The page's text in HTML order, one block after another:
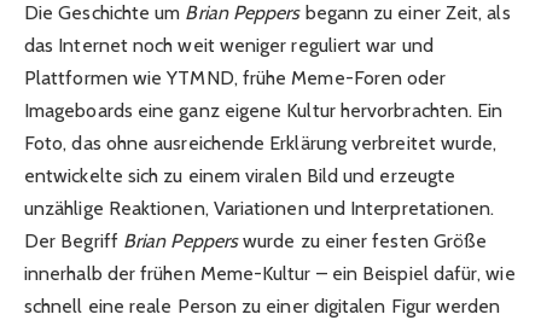
Die Geschichte um Brian Peppersbegann zu einer Zeit, als
das Internet noch weit weniger reguliert war und
Plattformen wie YTMND, frühe Meme-Foren oder
Imageboards eine ganz eigene Kultur hervorbrachten. Ein
Foto, das ohne ausreichende Erklärung verbreitet wurde,
entwickelte sich zu einem viralen Bild und erzeugte
unzählige Reaktionen, Variationen und Interpretationen.
Der Begriff Brian Pepperswurde zu einer festen Größe
innerhalb der frühen Meme-Kultur – ein Beispiel dafür, wie
schnell eine reale Person zu einer digitalen Figur werden